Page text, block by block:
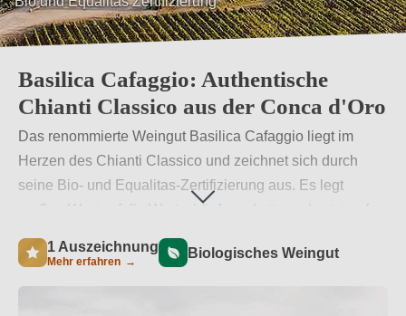
Basilica Cafaggio: Authentische
Chianti Classico aus der Conca d'Oro
Das renommierte Weingut Basilica Cafaggio liegt im
Herzen des Chianti Classico und zeichnet sich durch
seine Bio- und Equalitas-Zertifizierung aus. Es legt
großen Wert auf die Wertschöpfungskette und setzt auf
Diese Hingabe spiegelt sich in jeder Flasche des
authentischen Chianti Classico wider.
1 Auszeichnung
Mehr erfahren →
Biologisches Weingut